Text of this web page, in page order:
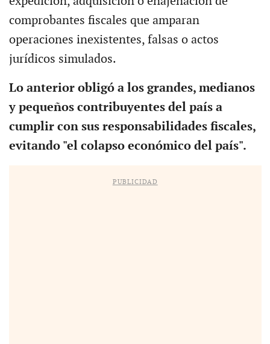
comprobantes fiscales que amparan
operaciones inexistentes, falsas o actos
jurídicos simulados.
Lo anterior obligó a los grandes, medianos
y pequeños contribuyentes del país a
cumplir con sus responsabilidades fiscales,
evitando "el colapso económico del país".
PUBLICIDAD